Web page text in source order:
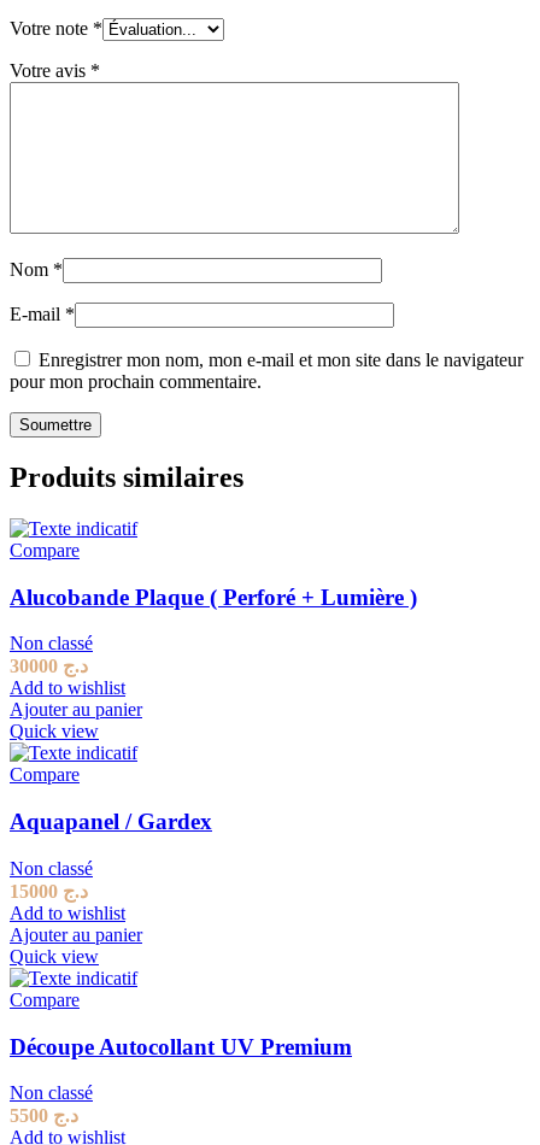
Votre note *
Votre avis *
Nom *
E-mail *
Enregistrer mon nom, mon e-mail et mon site dans le navigateur
pour mon prochain commentaire.
Produits similaires
Compare
Alucobande Plaque ( Perforé + Lumière )
Non classé
د.ج
Add to wishlist
Ajouter au panier
Quick view
Compare
Aquapanel / Gardex
Non classé
د.ج
Add to wishlist
Ajouter au panier
Quick view
Compare
Découpe Autocollant UV Premium
Non classé
د.ج
Add to wishlist